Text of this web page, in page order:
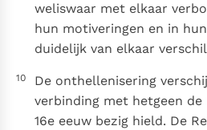
weliswaar met elkaar
hun motiveringen en in
duidelijk van elkaar
10
De onthellenisering
verbinding met hetgeen de
16e eeuw bezig hield. De